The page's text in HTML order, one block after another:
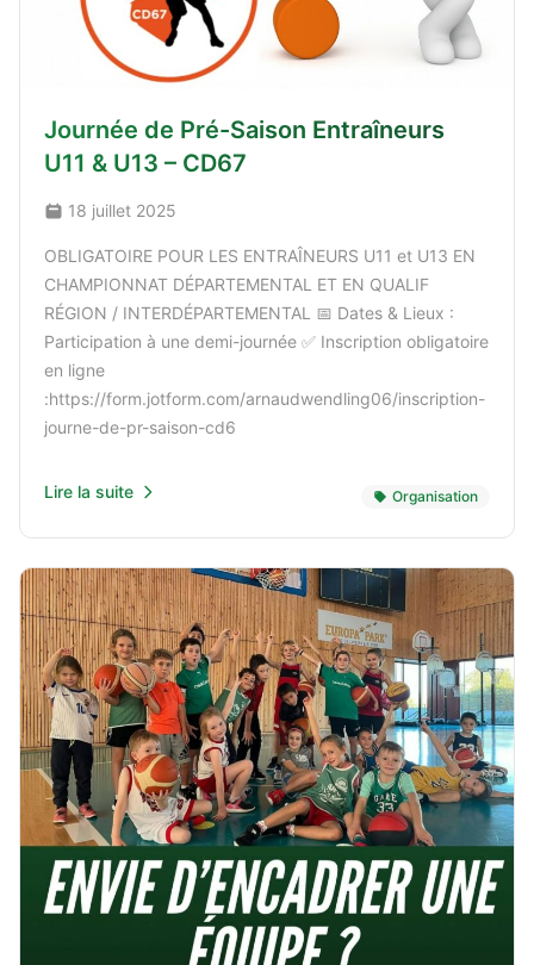
Journée de Pré-Saison Entraîneurs
U11 & U13 – CD67
18 juillet 2025
OBLIGATOIRE POUR LES ENTRAÎNEURS U11 et U13 EN
CHAMPIONNAT DÉPARTEMENTAL ET EN QUALIF
RÉGION / INTERDÉPARTEMENTAL 📅 Dates & Lieux :
Participation à une demi-journée ✅ Inscription obligatoire
en ligne
:https://form.jotform.com/arnaudwendling06/inscription-
journe-de-pr-saison-cd6
Lire la suite Organisation